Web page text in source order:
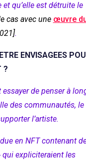
qu’elle est détruite le
cas avec une œuvre
.
ENVISAGEES
?
de penser à
des communautés, le
l’artiste.
en NFT contenant
qui expliciteraient les